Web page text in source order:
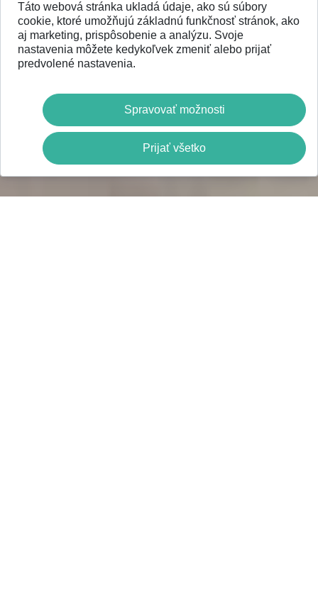
Táto webová stránka ukladá údaje, ako sú súbory
cookie, ktoré umožňujú základnú funkčnosť stránok, ako
aj marketing, prispôsobenie a analýzu. Svoje
nastavenia môžete kedykoľvek zmeniť alebo prijať
predvolené nastavenia.
Spravovať možnosti
Prijať všetko